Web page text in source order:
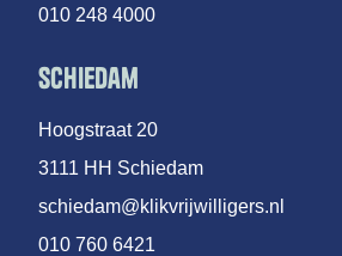
010 248 4000
Schiedam
Hoogstraat 20
3111 HH Schiedam
schiedam@klikvrijwilligers.nl
010 760 6421